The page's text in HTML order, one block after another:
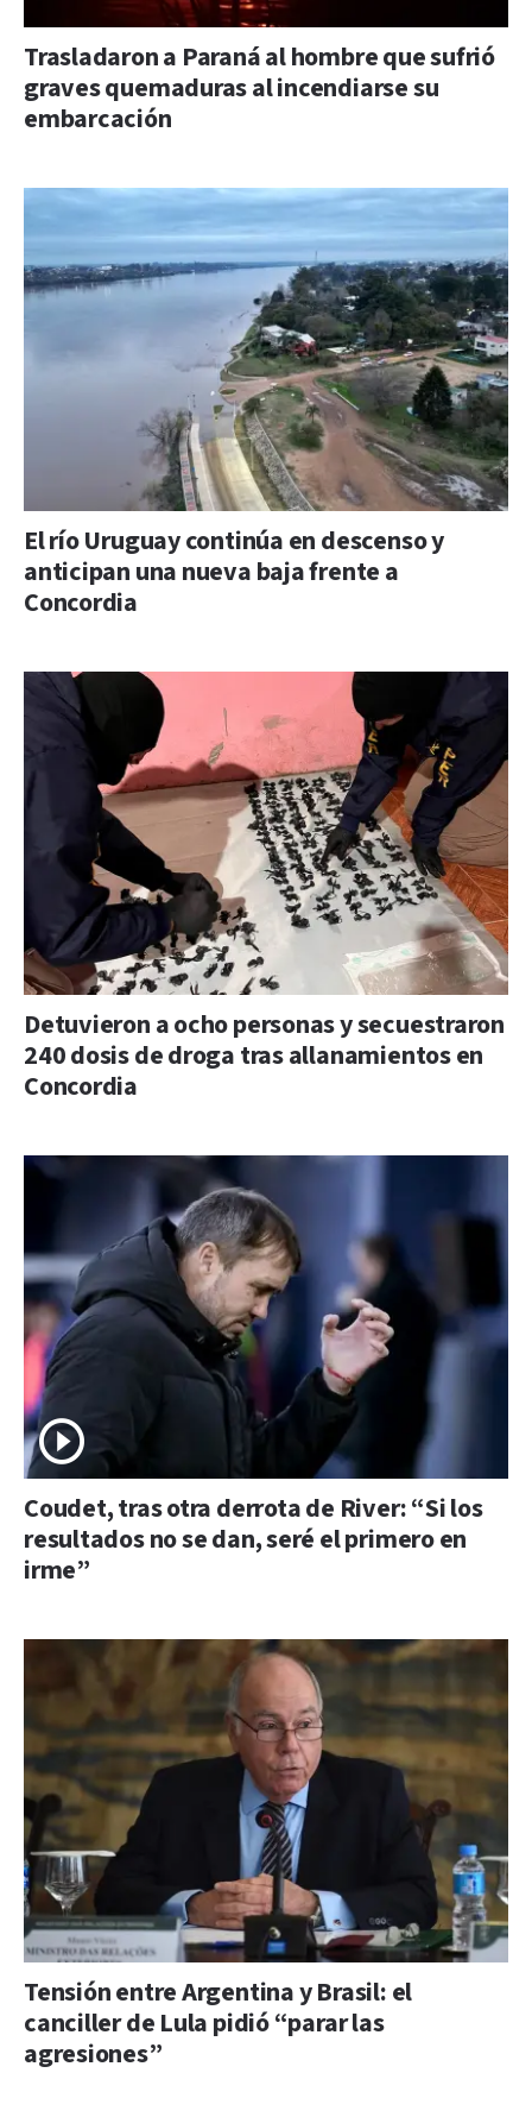
Trasladaron a Paraná al hombre que sufrió
graves quemaduras al incendiarse su
embarcación
El río Uruguay continúa en descenso y
anticipan una nueva baja frente a
Concordia
Detuvieron a ocho personas y secuestraron
240 dosis de droga tras allanamientos en
Concordia
Coudet, tras otra derrota de River: “Si los
resultados no se dan, seré el primero en
irme”
Tensión entre Argentina y Brasil: el
canciller de Lula pidió “parar las
agresiones”